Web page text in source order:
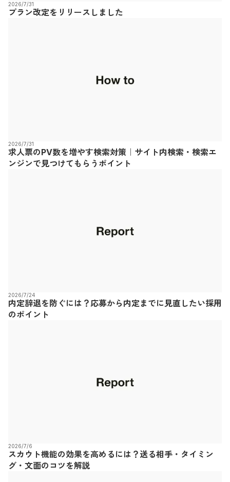
2026/7/31
プラン改定をリリースしました
2026/7/31
求人票のPV数を増やす検索対策｜サイト内検索・検索エ
ンジンで見つけてもらうポイント
2026/7/24
内定辞退を防ぐには？応募から内定までに見直したい採用
のポイント
2026/7/6
スカウト機能の効果を高めるには？送る相手・タイミン
グ・文面のコツを解説